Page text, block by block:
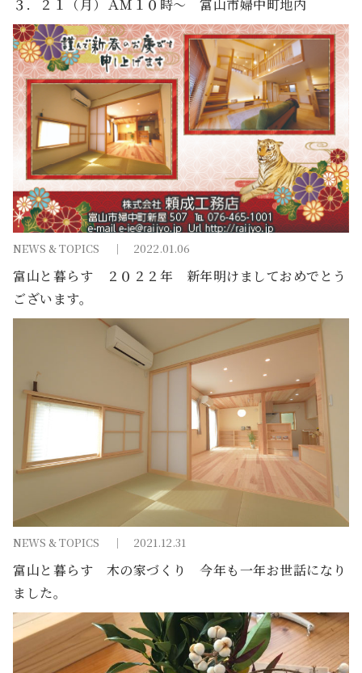
３．２１（月）ＡＭ１０時～ 富山市婦中町地内
NEWS & TOPICS 2022.01.06
富山と暮らす ２０２２年 新年明けましておめでとう
ございます。
NEWS & TOPICS 2021.12.31
富山と暮らす 木の家づくり 今年も一年お世話になり
ました。